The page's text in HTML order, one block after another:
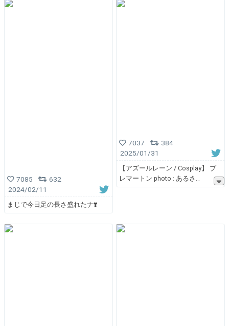
7085
632
2024/02/11
まじで今日足の長さ盛れたナ❣️
7037
384
2025/01/31
【アズールレーン / Cosplay】 ブ
レマートン photo : あるさ